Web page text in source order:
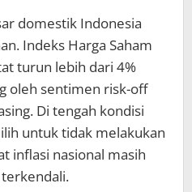
domestik Indonesia
Indeks Harga Saham
turun lebih dari 4%
oleh sentimen risk-off
Di tengah kondisi
untuk tidak melakukan
inflasi nasional masih